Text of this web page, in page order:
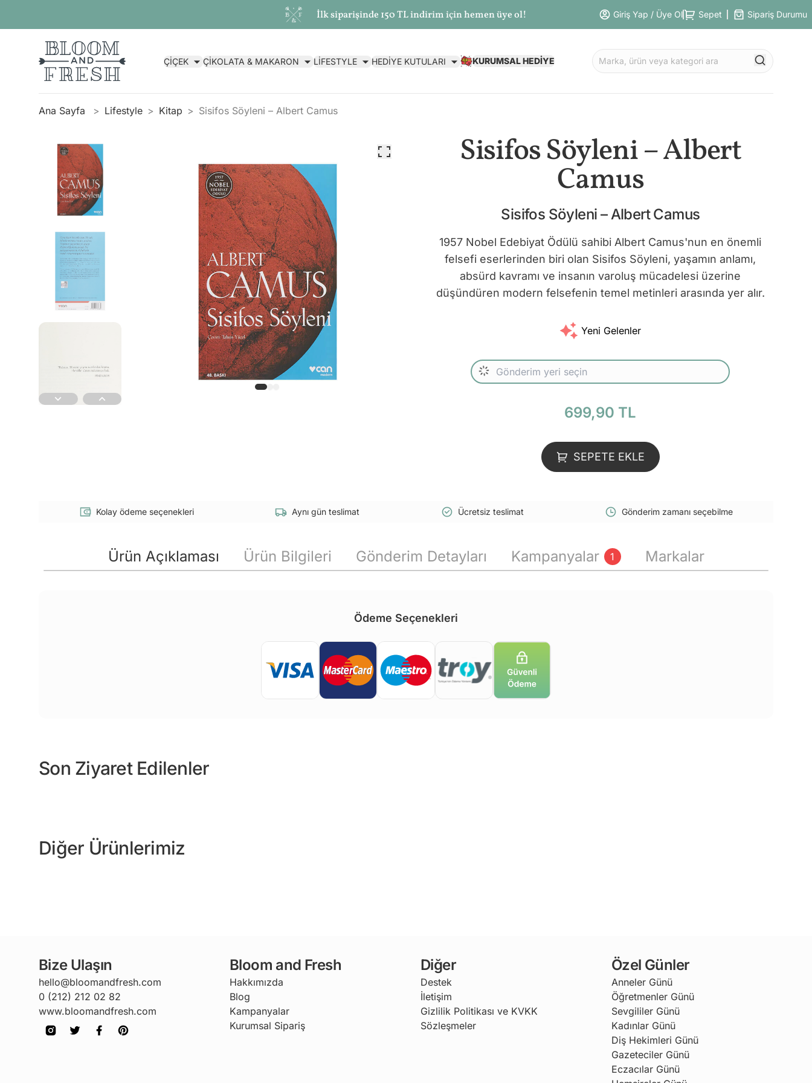
İlk siparişinde 150 TL indirim için hemen üye ol! Giriş Yap / Üye Ol Sepet Sipariş Durumu
ÇİÇEK ÇİKOLATA & MAKARON LİFESTYLE HEDİYE KUTULARI KURUMSAL HEDİYE
Ana Sayfa Lifestyle Kitap Sisifos Söyleni – Albert Camus
Sisifos Söyleni – Albert
Camus
Sisifos Söyleni – Albert Camus
1957 Nobel Edebiyat Ödülü sahibi Albert Camus'nun en önemli
felsefi eserlerinden biri olan Sisifos Söyleni, yaşamın anlamı,
absürd kavramı ve insanın varoluş mücadelesi üzerine
düşündüren modern felsefenin temel metinleri arasında yer alır.
Yeni Gelenler
699,90 TL
SEPETE EKLE
Kolay ödeme seçenekleri Aynı gün teslimat Ücretsiz teslimat Gönderim zamanı seçebilme
Ürün Açıklaması Ürün Bilgileri Gönderim Detayları Kampanyalar 1 Markalar
Ödeme Seçenekleri
Son Ziyaret Edilenler
Diğer Ürünlerimiz
Bize Ulaşın
hello@bloomandfresh.com
0 (212) 212 02 82
www.bloomandfresh.com
Bloom and Fresh
Hakkımızda
Blog
Kampanyalar
Kurumsal Sipariş
Diğer
Destek
İletişim
Gizlilik Politikası ve KVKK
Sözleşmeler
Özel Günler
Anneler Günü
Öğretmenler Günü
Sevgililer Günü
Kadınlar Günü
Diş Hekimleri Günü
Gazeteciler Günü
Eczacılar Günü